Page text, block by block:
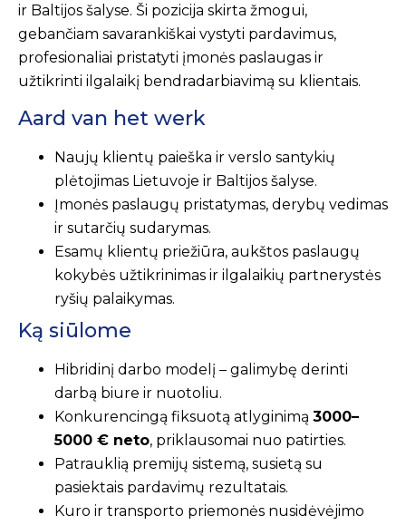
ir Baltijos šalyse. Ši pozicija skirta žmogui,
gebančiam savarankiškai vystyti pardavimus,
profesionaliai pristatyti įmonės paslaugas ir
užtikrinti ilgalaikį bendradarbiavimą su klientais.
Aard van het werk
Naujų klientų paieška ir verslo santykių
plėtojimas Lietuvoje ir Baltijos šalyse.
Įmonės paslaugų pristatymas, derybų vedimas
ir sutarčių sudarymas.
Esamų klientų priežiūra, aukštos paslaugų
kokybės užtikrinimas ir ilgalaikių partnerystės
ryšių palaikymas.
Ką siūlome
Hibridinį darbo modelį – galimybę derinti
darbą biure ir nuotoliu.
Konkurencingą fiksuotą atlyginimą 3000–
5000 € neto, priklausomai nuo patirties.
Patrauklią premijų sistemą, susietą su
pasiektais pardavimų rezultatais.
Kuro ir transporto priemonės nusidėvėjimo